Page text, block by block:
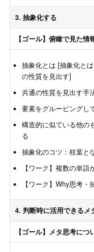
3. 抽象化する
【ゴール】俯瞰で見た
抽象化とは [抽象化と
の性質を見出す]
共通の性質を見出す手
要素をグルーピングし
構造的に似ている他の
る
抽象化のコツ：枝葉と
【ワーク】複数の単語
【ワーク】Why思考・
4. 判断時に活用できるメ
【ゴール】メタ思考につ